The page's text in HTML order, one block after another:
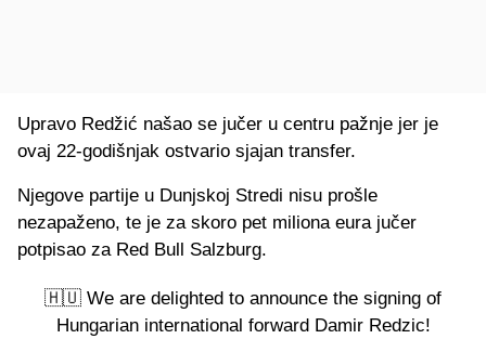
Upravo Redžić našao se jučer u centru pažnje jer je
ovaj 22-godišnjak ostvario sjajan transfer.
Njegove partije u Dunjskoj Stredi nisu prošle
nezapaženo, te je za skoro pet miliona eura jučer
potpisao za Red Bull Salzburg.
🇭🇺 We are delighted to announce the signing of
Hungarian international forward Damir Redzic!